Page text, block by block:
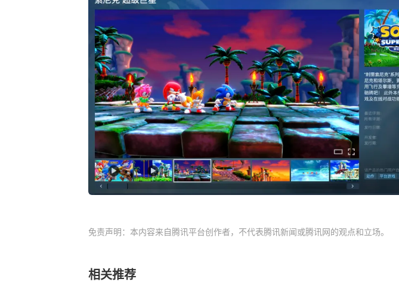
免责声明：本内容来自腾讯平台创作者，不代表腾讯新闻或腾讯网的观点和立场。
相关推荐